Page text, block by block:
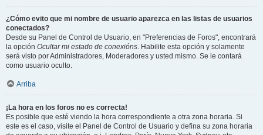
¿Cómo evito que mi nombre de usuario aparezca en las listas de usuarios
conectados?
Desde su Panel de Control de Usuario, en "Preferencias de Foros", encontrará
la opción Ocultar mi estado de conexións. Habilite esta opción y solamente
será visto por Administradores, Moderadores y usted mismo. Se le contará
como usuario oculto.
Arriba
¡La hora en los foros no es correcta!
Es posible que esté viendo la hora correspondiente a otra zona horaria. Si
este es el caso, visite el Panel de Control de Usuario y defina su zona horaria